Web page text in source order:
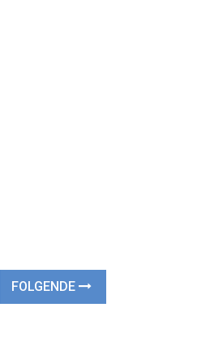
FOLGENDE